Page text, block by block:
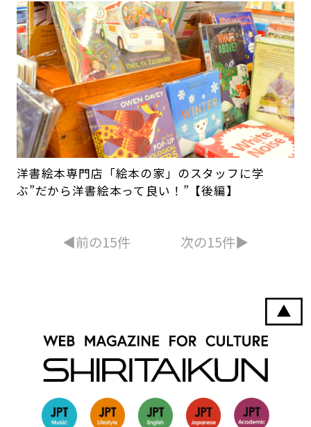
洋書絵本専門店「絵本の家」のスタッフに学
ぶ”だから洋書絵本って良い！”【後編】
◀︎前の15件 次の15件▶︎